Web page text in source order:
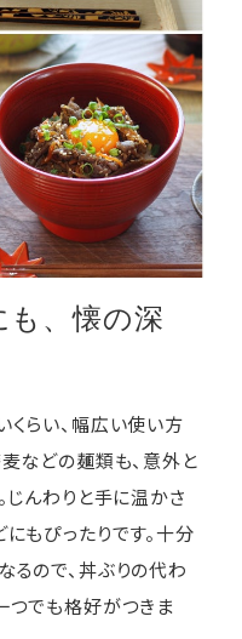
、懐の深
らい、幅広い使い方
などの麺類も、意外と
じんわりと手に温かさ
もぴったりです。十分
ので、丼ぶりの代わ
つでも格好がつきま